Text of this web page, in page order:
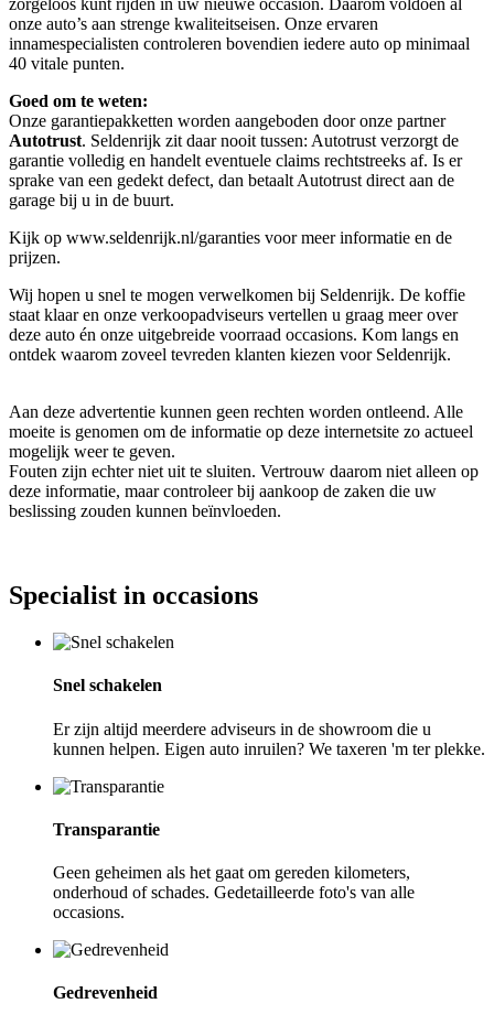
zorgeloos kunt rijden in uw nieuwe occasion. Daarom voldoen al
onze auto’s aan strenge kwaliteitseisen. Onze ervaren
innamespecialisten controleren bovendien iedere auto op minimaal
40 vitale punten.
Goed om te weten:
Onze garantie­pakketten worden aangeboden door onze partner
Autotrust. Seldenrijk zit daar nooit tussen: Autotrust verzorgt de
garantie volledig en handelt eventuele claims rechtstreeks af. Is er
sprake van een gedekt defect, dan betaalt Autotrust direct aan de
garage bij u in de buurt.
Kijk op www.seldenrijk.nl/garanties voor meer informatie en de
prijzen.
Wij hopen u snel te mogen verwelkomen bij Seldenrijk. De koffie
staat klaar en onze verkoopadviseurs vertellen u graag meer over
deze auto én onze uitgebreide voorraad occasions. Kom langs en
ontdek waarom zoveel tevreden klanten kiezen voor Seldenrijk.
Aan deze advertentie kunnen geen rechten worden ontleend. Alle
moeite is genomen om de informatie op deze internetsite zo actueel
mogelijk weer te geven.
Fouten zijn echter niet uit te sluiten. Vertrouw daarom niet alleen op
deze informatie, maar controleer bij aankoop de zaken die uw
beslissing zouden kunnen beïnvloeden.
Specialist in occasions
Snel schakelen
Er zijn altijd meerdere adviseurs in de showroom die u
kunnen helpen. Eigen auto inruilen? We taxeren 'm ter plekke.
Transparantie
Geen geheimen als het gaat om gereden kilometers,
onderhoud of schades. Gedetailleerde foto's van alle
occasions.
Gedrevenheid